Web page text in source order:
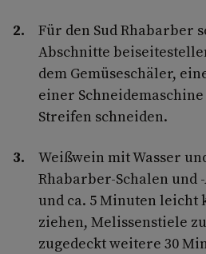
Für den Sud Rhabarber
Abschnitte
dem Gemüseschäler,
einer
Streifen schneiden.
Weißwein mit Wasser
Rhabarber-Schalen und
und ca. 5 Minuten leicht
ziehen, Melissenstiele
zugedeckt weitere 30